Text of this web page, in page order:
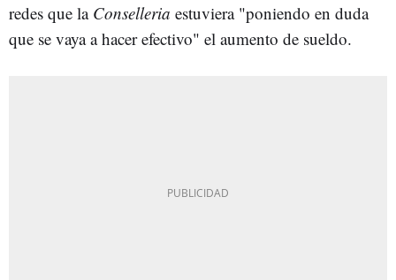
redes que la Conselleria estuviera "poniendo en duda
que se vaya a hacer efectivo" el aumento de sueldo.